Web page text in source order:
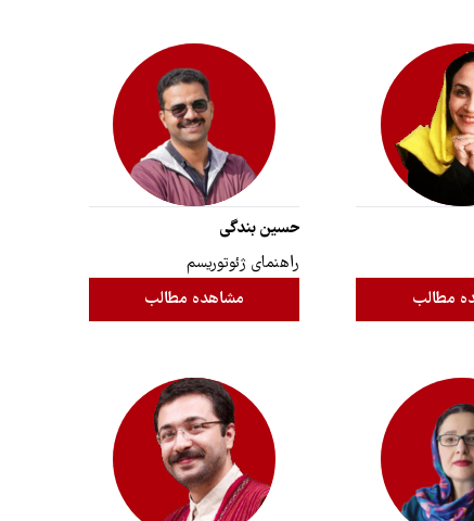
مطالب
حسین بندگی
راهنمای ژئوتوریسم
مشاهده مطالب